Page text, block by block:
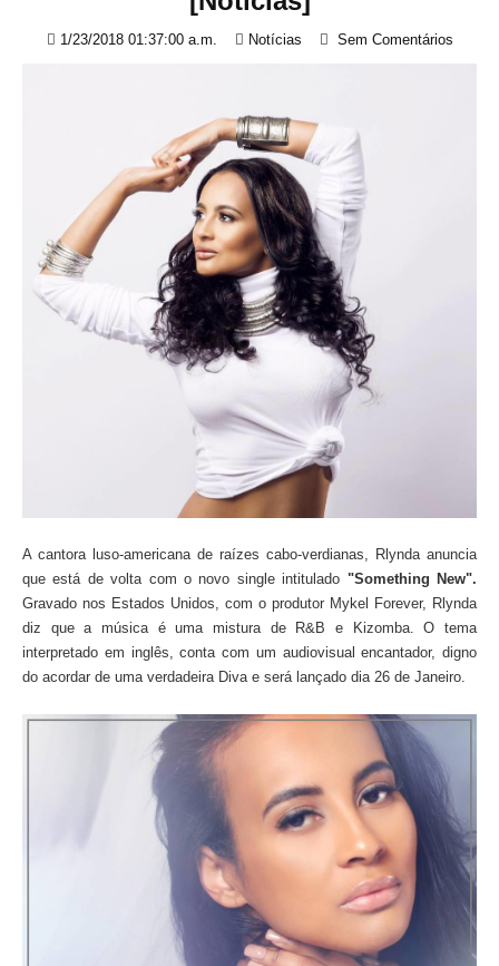
1/23/2018 01:37:00 a.m. Notícias Sem Comentários
A cantora luso-americana de raízes cabo-verdianas, Rlynda anuncia
que está de volta com o novo single intitulado "Something New".
Gravado nos Estados Unidos, com o produtor Mykel Forever, Rlynda
diz que a música é uma mistura de R&B e Kizomba. O tema
interpretado em inglês, conta com um audiovisual encantador, digno
do acordar de uma verdadeira Diva e será lançado dia 26 de Janeiro.